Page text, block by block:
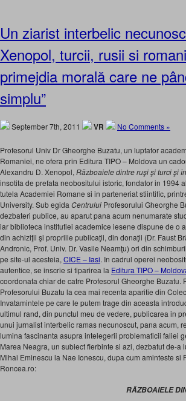
Un ziarist interbelic
Xenopol, turcii, rusii si
primejdia morală care ne
simplu”
September 7th, 2011 VR No Comments »
Profesorul Univ Dr Gheorghe Buzatu, un luptator
Romaniei, ne ofera prin Editura TIPO – Moldova un
Alexandru D. Xenopol, Războaiele dintre ruşi şi turci şi
insotita de prefata neobositului istoric, fondator in 1994 al
tutela Academiei Romane si in parteneriat stiintific,
University. Sub egida Centrului Profesorului Gheorghe
dezbateri publice, au aparut pana acum nenumarate
iar biblioteca institutiei academice iesene dispune de o
din achiziţii şi propriile publicaţii, din donaţii (Dr. Faust
Andronic, Prof. Univ. Dr. Vasile Neamţu) ori din
pe site-ul acesteia, CICE – Iasi. In cadrul operei
autentice, se inscrie si tiparirea la Editura TIPO –
coordonata chiar de catre Profesorul Gheorghe Buzatu.
Profesorului Buzatu la cea mai recenta aparitie din
Invatamintele pe care le putem trage din aceasta
ultimul rand, din punctul meu de vedere, publicarea in
unui jurnalist interbelic ramas necunoscut, pana acum,
lumina fascinanta asupra intelegerii problematicii faliei
Marea Neagra, un subiect fierbinte si azi, dezbatut de-
Mihai Eminescu la Nae Ionescu, dupa cum aminteste
Roncea.ro:
RĂZBOAIELE